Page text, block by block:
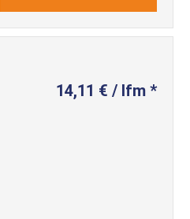
14,11 € / lfm *